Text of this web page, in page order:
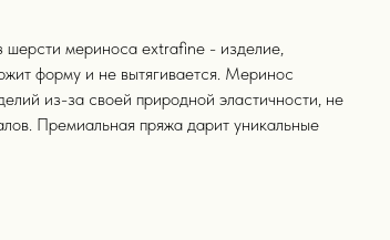
шерсти мериноса extrafine - изделие,
форму и не вытягивается. Меринос
из-за своей природной эластичности, не
Премиальная пряжа дарит уникальные